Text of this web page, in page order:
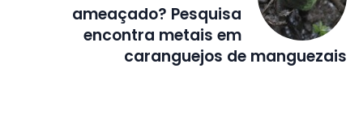
ameaçado? Pesquisa
encontra metais em
caranguejos de manguezais